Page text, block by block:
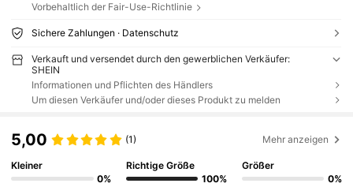
Vorbehaltlich der Fair-Use-Richtlinie
Sichere Zahlungen · Datenschutz
Verkauft und versendet durch den gewerblichen Verkäufer:
SHEIN
Informationen und Pflichten des Händlers
Um diesen Verkäufer und/oder dieses Produkt zu melden
5,00 (1) Mehr anzeigen
Kleiner
0%
Richtige Größe
100%
Größer
0%